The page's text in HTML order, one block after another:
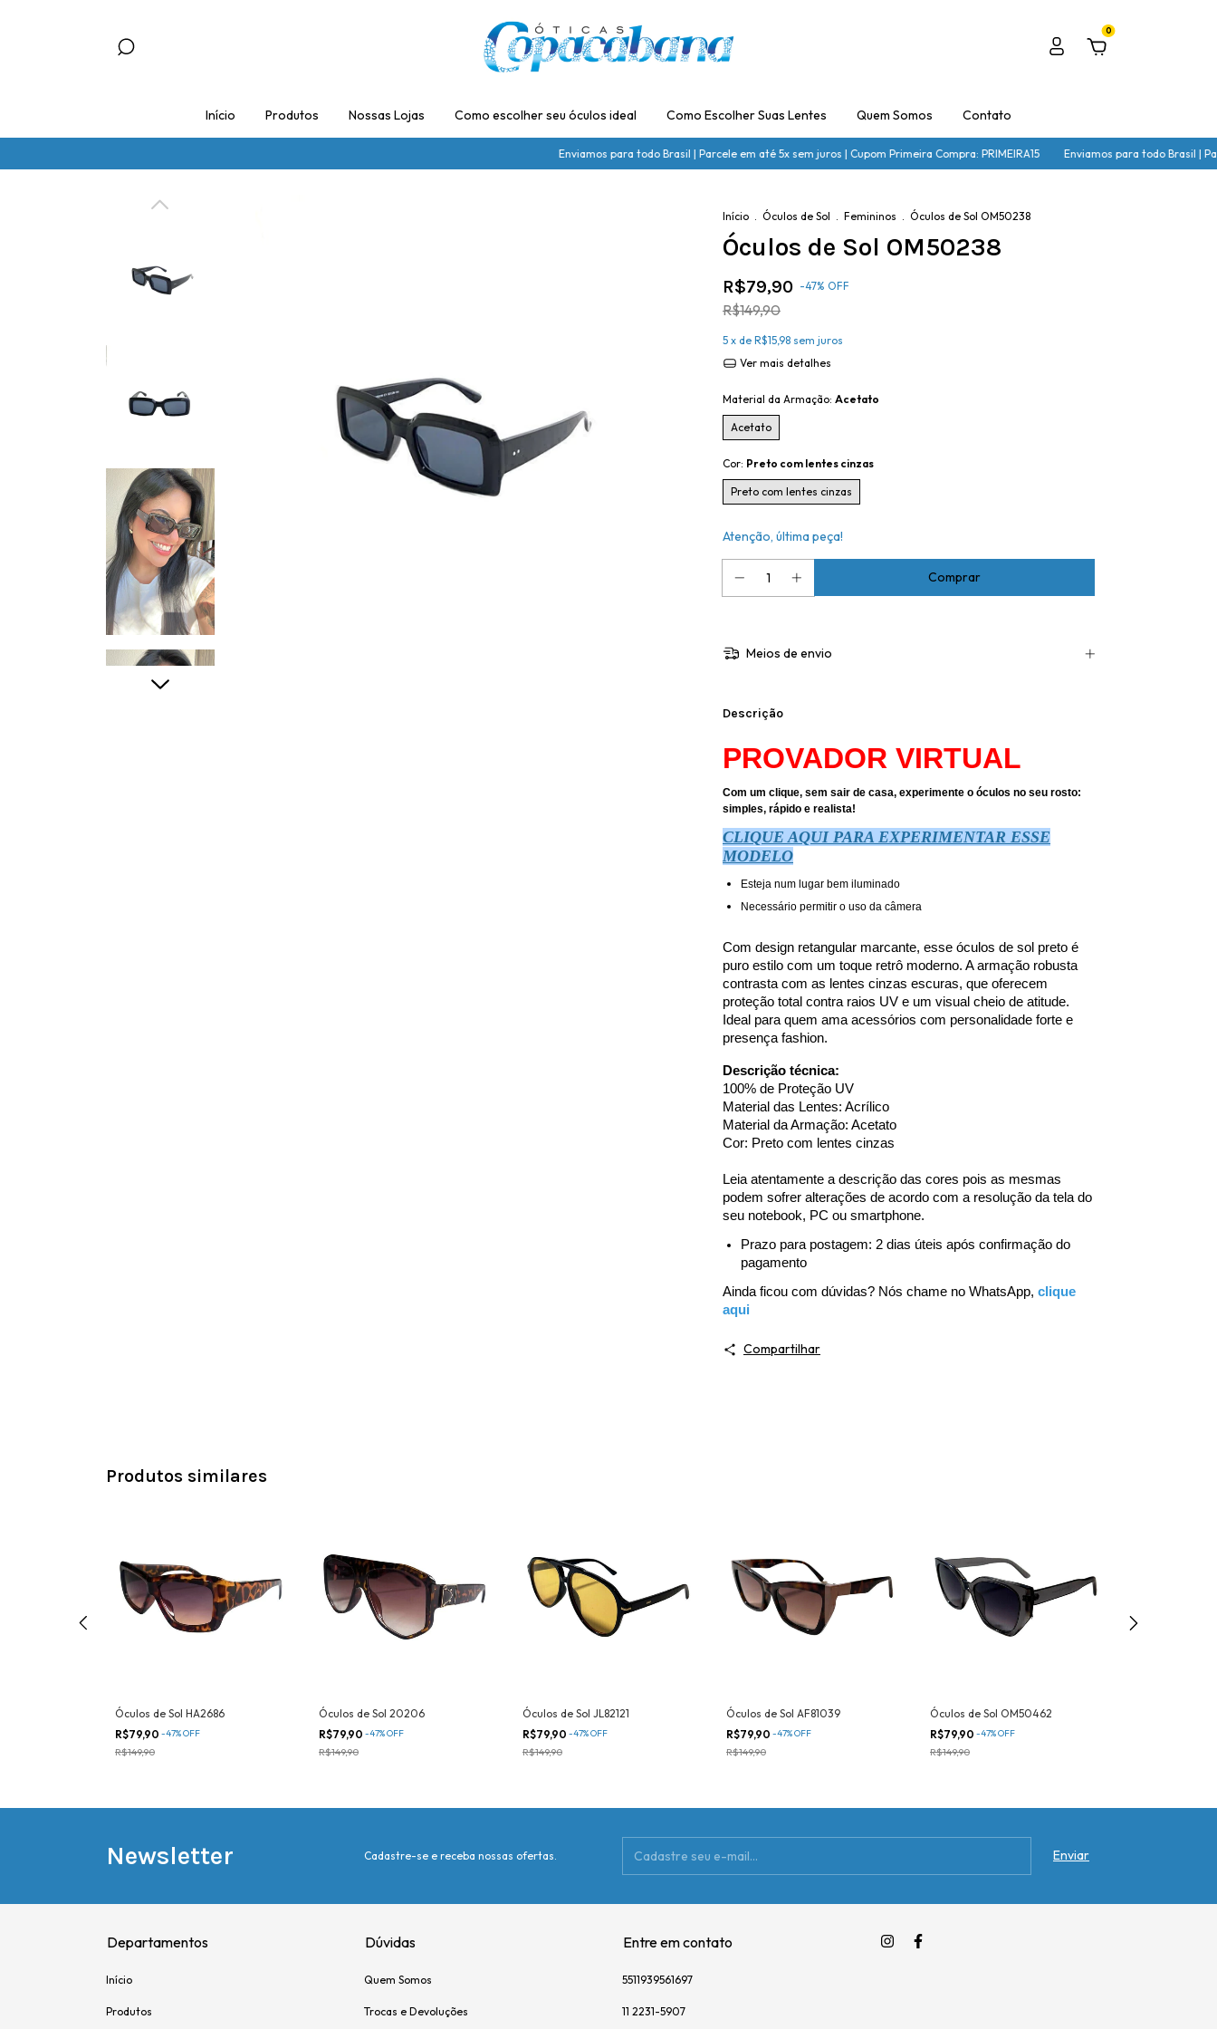
0
Início Produtos Nossas Lojas Como escolher seu óculos ideal Como Escolher Suas Lentes Quem Somos Contato
Enviamos para todo Brasil | Parcele em até 5x sem juros | Cupom Primeira Compra: PRIMEIRA15 Enviamos para todo Brasil |
Início . Óculos de Sol . Femininos . Óculos de Sol OM50238
Óculos de Sol OM50238
R$79,90 -47% OFF
R$149,90
5 x de R$15,98 sem juros
Ver mais detalhes
Material da Armação: Acetato
Acetato
Cor: Preto com lentes cinzas
Preto com lentes cinzas
Atenção, última peça!
Meios de envio
Descrição
PROVADOR VIRTUAL
Com um clique, sem sair de casa, experimente o óculos no seu rosto:
simples, rápido e realista!
CLIQUE AQUI PARA EXPERIMENTAR ESSE
MODELO
Esteja num lugar bem iluminado
Necessário permitir o uso da câmera
Com design retangular marcante, esse óculos de sol preto é
puro estilo com um toque retrô moderno. A armação robusta
contrasta com as lentes cinzas escuras, que oferecem
proteção total contra raios UV e um visual cheio de atitude.
Ideal para quem ama acessórios com personalidade forte e
presença fashion.
Descrição técnica:
100% de Proteção UV
Material das Lentes: Acrílico
Material da Armação: Acetato
Cor: Preto com lentes cinzas
Leia atentamente a descrição das cores pois as mesmas
podem sofrer alterações de acordo com a resolução da tela do
seu notebook, PC ou smartphone.
Prazo para postagem: 2 dias úteis após confirmação do
pagamento
Ainda ficou com dúvidas? Nós chame no WhatsApp, clique
aqui
Compartilhar
Produtos similares
Óculos de Sol HA2686
R$79,90 -47%OFF
R$149,90
Óculos de Sol 20206
R$79,90 -47%OFF
R$149,90
Óculos de Sol JL82121
R$79,90 -47%OFF
R$149,90
Óculos de Sol AF81039
R$79,90 -47%OFF
R$149,90
Óculos de Sol OM50462
R$79,90 -47%OFF
R$149,90
Newsletter Cadastre-se e receba nossas ofertas.
Departamentos
Início
Produtos
Dúvidas
Quem Somos
Trocas e Devoluções
Entre em contato
5511939561697
11 2231-5907